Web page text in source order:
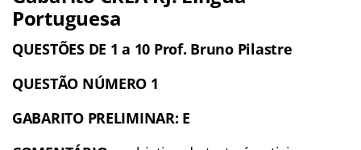
Portuguesa
QUESTÕES DE 1 a 10 Prof. Bruno Pilastre
QUESTÃO NÚMERO 1
GABARITO PRELIMINAR: E